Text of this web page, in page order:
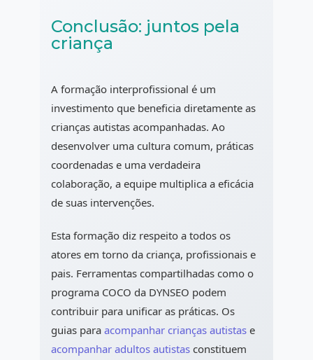
Conclusão: juntos pela
criança
A formação interprofissional é um
investimento que beneficia diretamente as
crianças autistas acompanhadas. Ao
desenvolver uma cultura comum, práticas
coordenadas e uma verdadeira
colaboração, a equipe multiplica a eficácia
de suas intervenções.
Esta formação diz respeito a todos os
atores em torno da criança, profissionais e
pais. Ferramentas compartilhadas como o
programa COCO da DYNSEO podem
contribuir para unificar as práticas. Os
guias para acompanhar crianças autistase
acompanhar adultos autistasconstituem